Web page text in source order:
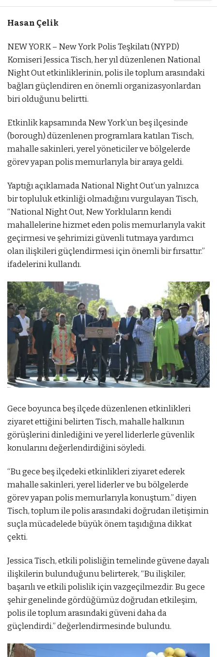
Hasan Çelik
NEW YORK – New York Polis Teşkilatı (NYPD)
Komiseri Jessica Tisch, her yıl düzenlenen National
Night Out etkinliklerinin, polis ile toplum arasındaki
bağları güçlendiren en önemli organizasyonlardan
biri olduğunu belirtti.
Etkinlik kapsamında New York’un beş ilçesinde
(borough) düzenlenen programlara katılan Tisch,
mahalle sakinleri, yerel yöneticiler ve bölgelerde
görev yapan polis memurlarıyla bir araya geldi.
Yaptığı açıklamada National Night Out’un yalnızca
bir topluluk etkinliği olmadığını vurgulayan Tisch,
“National Night Out, New Yorkluların kendi
mahallelerine hizmet eden polis memurlarıyla vakit
geçirmesi ve şehrimizi güvenli tutmaya yardımcı
olan ilişkileri güçlendirmesi için önemli bir fırsattır.”
ifadelerini kullandı.
Gece boyunca beş ilçede düzenlenen etkinlikleri
ziyaret ettiğini belirten Tisch, mahalle halkının
görüşlerini dinlediğini ve yerel liderlerle güvenlik
konularını değerlendirdiğini söyledi.
“Bu gece beş ilçedeki etkinlikleri ziyaret ederek
mahalle sakinleri, yerel liderler ve bu bölgelerde
görev yapan polis memurlarıyla konuştum.” diyen
Tisch, toplum ile polis arasındaki doğrudan iletişimin
suçla mücadelede büyük önem taşıdığına dikkat
çekti.
Jessica Tisch, etkili polisliğin temelinde güvene dayalı
ilişkilerin bulunduğunu belirterek, “Bu ilişkiler,
başarılı ve etkili polislik için vazgeçilmezdir. Bu gece
şehir genelinde gördüğümüz doğrudan etkileşim,
polis ile toplum arasındaki güveni daha da
güçlendirdi.” değerlendirmesinde bulundu.